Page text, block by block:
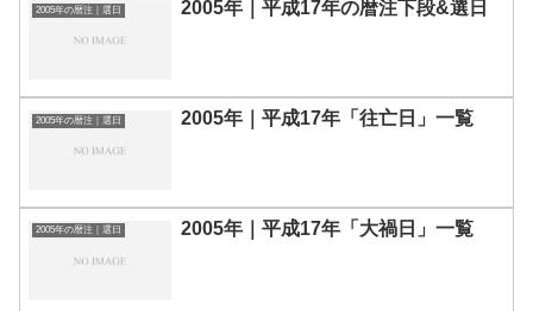
2005年の暦注｜選日 2005年｜平成17年の暦注下段&選日
2005年の暦注｜選日 2005年｜平成17年「往亡日」一覧
2005年の暦注｜選日 2005年｜平成17年「大禍日」一覧